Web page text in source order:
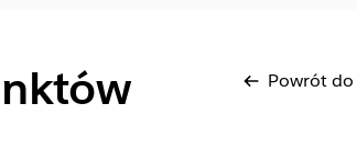
Powrót